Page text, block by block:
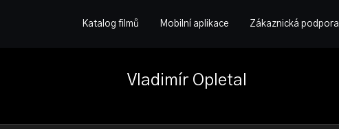
Katalog filmů Mobilní aplikace Zákaznická podpora
Vladimír Opletal